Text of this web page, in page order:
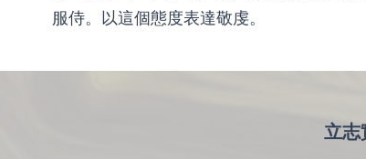
服侍。以這個態度表達敬虔。
立志